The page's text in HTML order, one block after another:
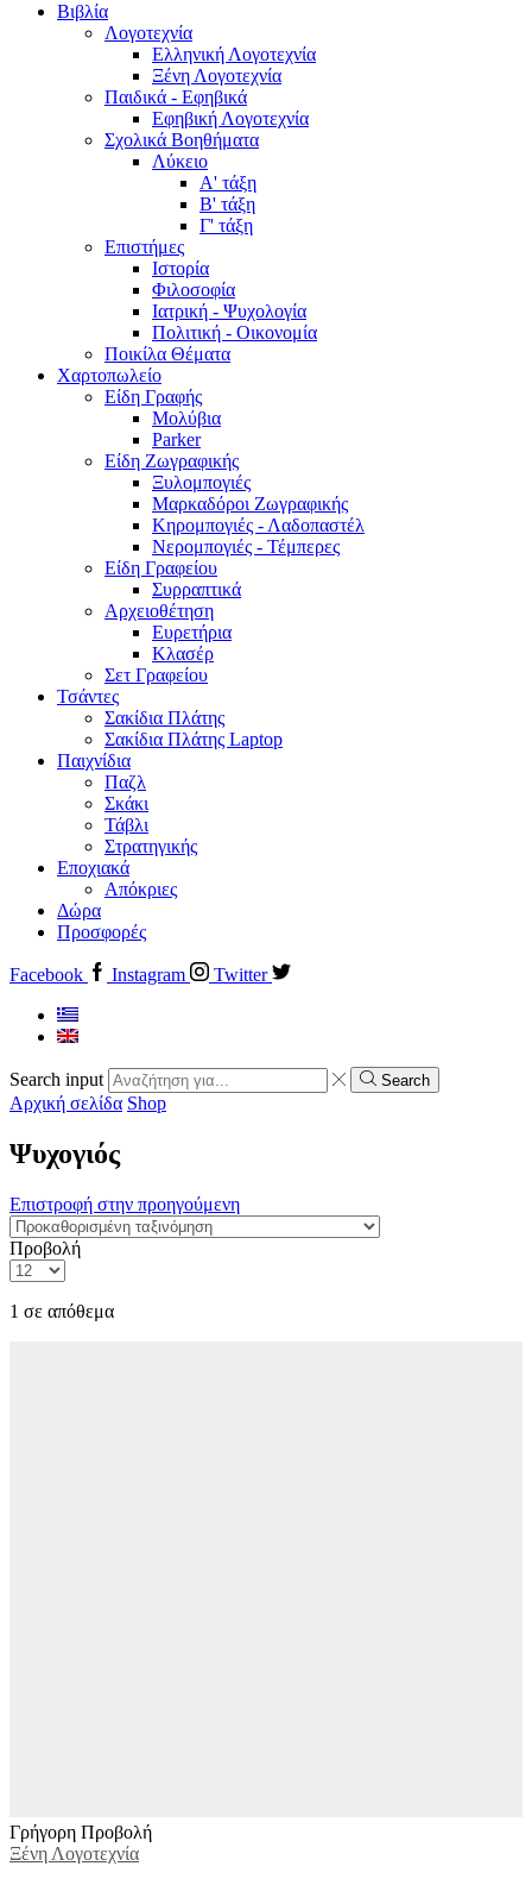
Βιβλία
Λογοτεχνία
Ελληνική Λογοτεχνία
Ξένη Λογοτεχνία
Παιδικά - Εφηβικά
Εφηβική Λογοτεχνία
Σχολικά Βοηθήματα
Λύκειο
Α' τάξη
Β' τάξη
Γ' τάξη
Επιστήμες
Ιστορία
Φιλοσοφία
Ιατρική - Ψυχολογία
Πολιτική - Οικονομία
Ποικίλα Θέματα
Χαρτοπωλείο
Είδη Γραφής
Μολύβια
Parker
Είδη Ζωγραφικής
Ξυλομπογιές
Μαρκαδόροι Ζωγραφικής
Κηρομπογιές - Λαδοπαστέλ
Νερομπογιές - Τέμπερες
Είδη Γραφείου
Συρραπτικά
Αρχειοθέτηση
Ευρετήρια
Κλασέρ
Σετ Γραφείου
Τσάντες
Σακίδια Πλάτης
Σακίδια Πλάτης Laptop
Παιχνίδια
Παζλ
Σκάκι
Τάβλι
Στρατηγικής
Εποχιακά
Απόκριες
Δώρα
Προσφορές
Facebook Instagram Twitter
Search input Search
Αρχική σελίδα Shop
Ψυχογιός
Επιστροφή στην προηγούμενη
Προβολή
1 σε απόθεμα
Γρήγορη Προβολή
Ξένη Λογοτεχνία